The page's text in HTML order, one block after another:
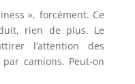
», forcément. Ce
rien de plus. Le
l’attention des
camions. Peut-on